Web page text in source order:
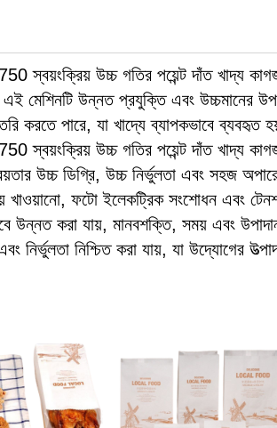
স্বয়ংক্রিয় উচ্চ গতির পয়েন্ট দাঁত খাদ্য
এই মেশিনটি উন্নত প্রযুক্তি এবং উচ্চমানের
করতে পারে, যা খাদ্যে ব্যাপকভাবে ব্যবহৃত
স্বয়ংক্রিয় উচ্চ গতির পয়েন্ট দাঁত খাদ্য
উচ্চ ডিগ্রি, উচ্চ নির্ভুলতা এবং সহজ
খাওয়ানো, ফটো ইলেকট্রিক সংশোধন এবং
উন্নত করা যায়, মানবশক্তি, সময় এবং
নির্ভুলতা নিশ্চিত করা যায়, যা উদ্যোগের